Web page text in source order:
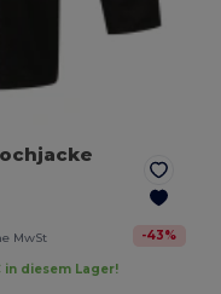
MwSt -43%
in diesem Lager!